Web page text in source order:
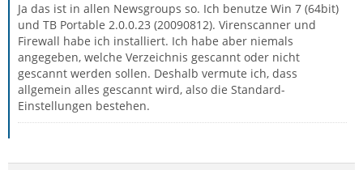
Ja das ist in allen Newsgroups so. Ich benutze Win 7 (64bit)
und TB Portable 2.0.0.23 (20090812). Virenscanner und
Firewall habe ich installiert. Ich habe aber niemals
angegeben, welche Verzeichnis gescannt oder nicht
gescannt werden sollen. Deshalb vermute ich, dass
allgemein alles gescannt wird, also die Standard-
Einstellungen bestehen.